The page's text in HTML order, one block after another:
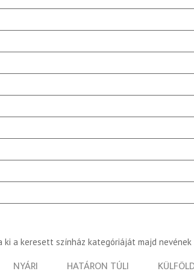
ki a keresett színház kategóriáját majd
NYÁRI HATÁRON TÚLI